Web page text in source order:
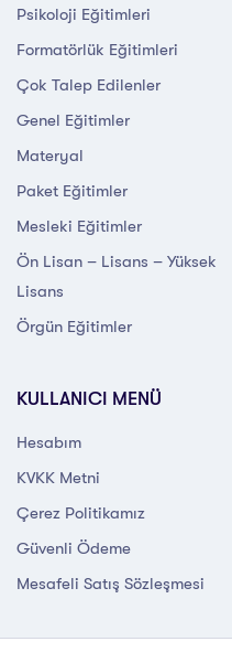
Psikoloji Eğitimleri
Formatörlük Eğitimleri
Çok Talep Edilenler
Genel Eğitimler
Materyal
Paket Eğitimler
Mesleki Eğitimler
Ön Lisan – Lisans – Yüksek
Lisans
Örgün Eğitimler
KULLANICI MENÜ
Hesabım
KVKK Metni
Çerez Politikamız
Güvenli Ödeme
Mesafeli Satış Sözleşmesi